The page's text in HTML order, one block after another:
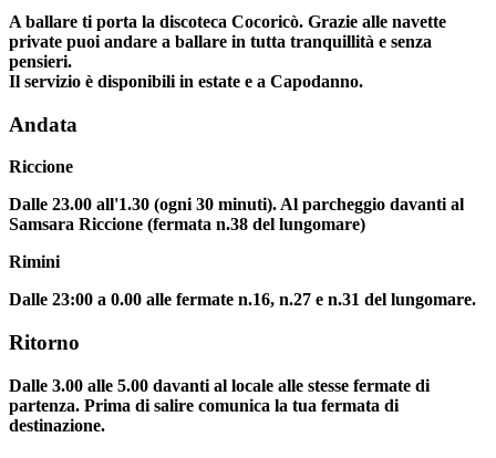
A ballare ti porta la discoteca Cocoricò. Grazie alle navette
private puoi andare a ballare in tutta tranquillità e senza
pensieri.
Il servizio è disponibili in estate e a Capodanno.
Andata
Riccione
Dalle 23.00 all'1.30 (ogni 30 minuti). Al parcheggio davanti al
Samsara Riccione (fermata n.38 del lungomare)
Rimini
Dalle 23:00 a 0.00 alle fermate n.16, n.27 e n.31 del lungomare.
Ritorno
Dalle 3.00 alle 5.00 davanti al locale alle stesse fermate di
partenza. Prima di salire comunica la tua fermata di
destinazione.